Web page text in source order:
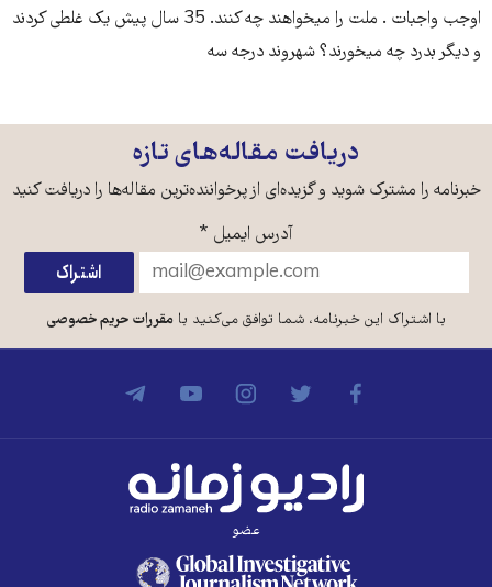
اوجب واجبات . ملت را میخواهند چه کنند. 35 سال پیش یک غلطی کردند
و دیگر بدرد چه میخورند؟ شهروند درجه سه
دریافت مقاله‌های تازه
خبرنامه را مشترک شوید و گزیده‌ای از پرخواننده‌ترین مقاله‌ها را دریافت کنید
آدرس ایمیل *
با اشتراک این خبرنامه، شما توافق می‌کنید بامقررات حریم خصوصی
عضو